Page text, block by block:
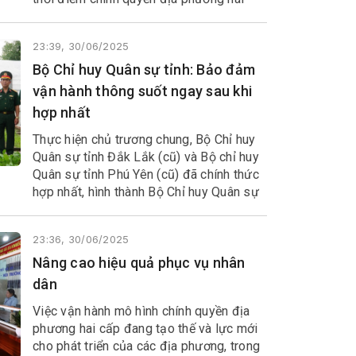
sử trong quá trình sắp xếp, tinh gọn bộ
máy, đồng thời mở ra không gian phát
triển mới cho địa phương.
23:39, 30/06/2025
Bộ Chỉ huy Quân sự tỉnh: Bảo đảm
vận hành thông suốt ngay sau khi
hợp nhất
Thực hiện chủ trương chung, Bộ Chỉ huy
Quân sự tỉnh Đắk Lắk (cũ) và Bộ chỉ huy
Quân sự tỉnh Phú Yên (cũ) đã chính thức
hợp nhất, hình thành Bộ Chỉ huy Quân sự
23:36, 30/06/2025
Nâng cao hiệu quả phục vụ nhân
dân
Việc vận hành mô hình chính quyền địa
phương hai cấp đang tạo thế và lực mới
cho phát triển của các địa phương, trong